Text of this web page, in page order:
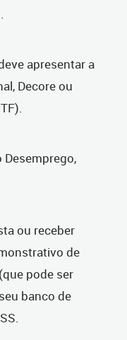
apresentar a
Decore ou
Desemprego,
ou receber
de
pode ser
banco de